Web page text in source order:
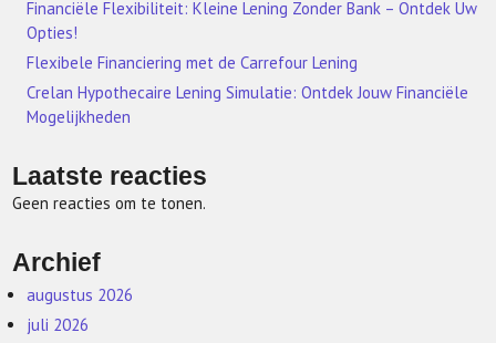
Financiële Flexibiliteit: Kleine Lening Zonder Bank – Ontdek Uw
Opties!
Flexibele Financiering met de Carrefour Lening
Crelan Hypothecaire Lening Simulatie: Ontdek Jouw Financiële
Mogelijkheden
Laatste reacties
Geen reacties om te tonen.
Archief
augustus 2026
juli 2026